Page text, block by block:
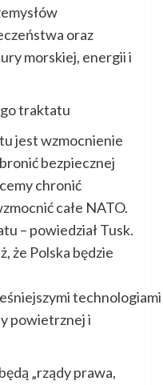
oraz
morskiej, energii i
traktatu
jest wzmocnienie
bezpiecznej
chronić
całe NATO.
– powiedział Tusk.
że Polska będzie
technologiami
powietrznej i
„rządy prawa,